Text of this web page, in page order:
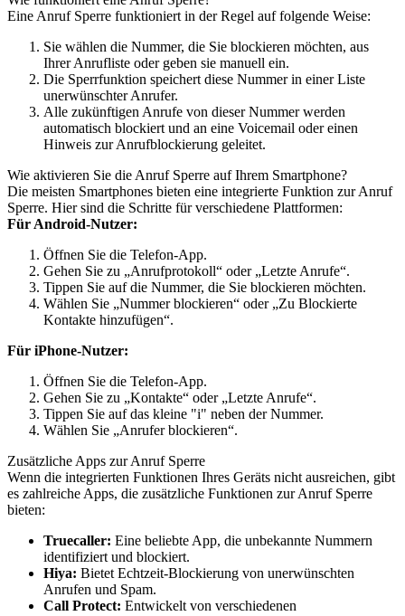
Eine Anruf Sperre funktioniert in der Regel auf folgende Weise:
Sie wählen die Nummer, die Sie blockieren möchten, aus
Ihrer Anrufliste oder geben sie manuell ein.
Die Sperrfunktion speichert diese Nummer in einer Liste
unerwünschter Anrufer.
Alle zukünftigen Anrufe von dieser Nummer werden
automatisch blockiert und an eine Voicemail oder einen
Hinweis zur Anrufblockierung geleitet.
Wie aktivieren Sie die Anruf Sperre auf Ihrem Smartphone?
Die meisten Smartphones bieten eine integrierte Funktion zur Anruf
Sperre. Hier sind die Schritte für verschiedene Plattformen:
Für Android-Nutzer:
Öffnen Sie die Telefon-App.
Gehen Sie zu „Anrufprotokoll“ oder „Letzte Anrufe“.
Tippen Sie auf die Nummer, die Sie blockieren möchten.
Wählen Sie „Nummer blockieren“ oder „Zu Blockierte
Kontakte hinzufügen“.
Für iPhone-Nutzer:
Öffnen Sie die Telefon-App.
Gehen Sie zu „Kontakte“ oder „Letzte Anrufe“.
Tippen Sie auf das kleine "i" neben der Nummer.
Wählen Sie „Anrufer blockieren“.
Zusätzliche Apps zur Anruf Sperre
Wenn die integrierten Funktionen Ihres Geräts nicht ausreichen, gibt
es zahlreiche Apps, die zusätzliche Funktionen zur Anruf Sperre
bieten:
Truecaller: Eine beliebte App, die unbekannte Nummern
identifiziert und blockiert.
Hiya: Bietet Echtzeit-Blockierung von unerwünschten
Anrufen und Spam.
Call Protect: Entwickelt von verschiedenen